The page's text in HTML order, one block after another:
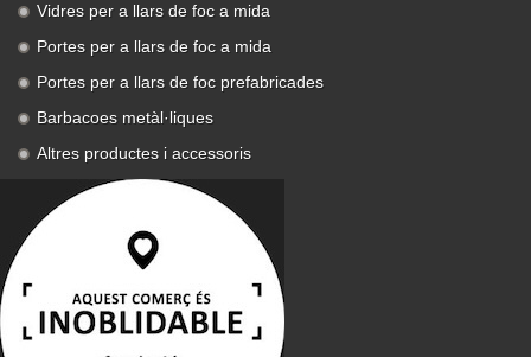
Vidres per a llars de foc a mida
Portes per a llars de foc a mida
Portes per a llars de foc prefabricades
Barbacoes metàl·liques
Altres productes i accessoris